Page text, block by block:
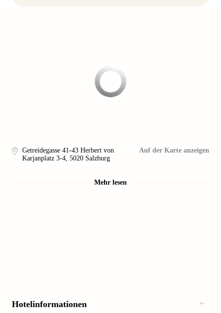
Getreidegasse 41-43 Herbert von
Karjanplatz 3-4, 5020 Salzburg
Auf der Karte anzeigen
Mehr lesen
Hotelinformationen